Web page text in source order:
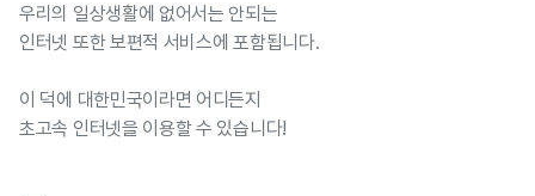
우리의 일상생활에 없어서는 안되는
인터넷 또한 보편적 서비스에 포함됩니다.
이 덕에 대한민국이라면 어디든지
초고속 인터넷을 이용할 수 있습니다!